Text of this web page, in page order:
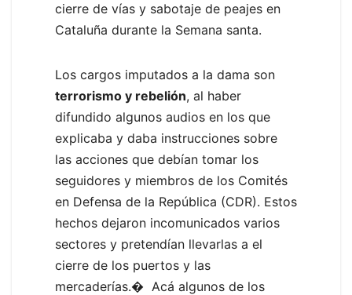
cierre de vías y sabotaje de peajes en
Cataluña durante la Semana santa.
Los cargos imputados a la dama son
terrorismo y rebelión, al haber
difundido algunos audios en los que
explicaba y daba instrucciones sobre
las acciones que debían tomar los
seguidores y miembros de los Comités
en Defensa de la República (CDR). Estos
hechos dejaron incomunicados varios
sectores y pretendían llevarlas a el
cierre de los puertos y las
mercaderías.� Acá algunos de los